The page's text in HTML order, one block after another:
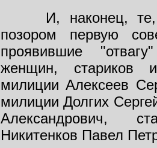
И, наконец, те, -
позором первую
проявившие
женщин, стариков
милиции Алексеев
милиции Долгих
Александрович,
Никитенков Павел